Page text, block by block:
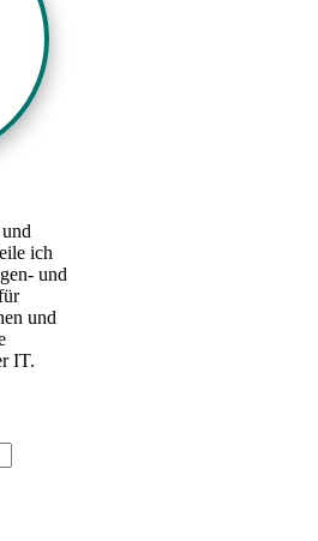
ich
und
und
IT.